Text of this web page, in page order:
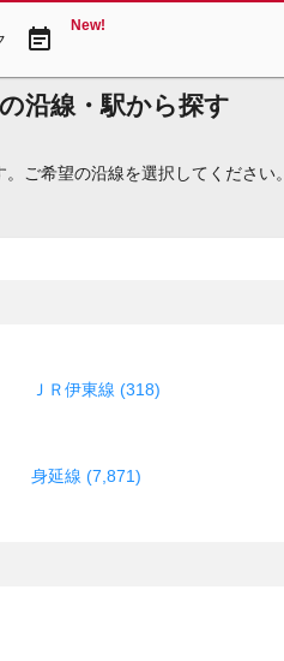
event_note New!
沿線・駅から探す
ご希望の沿線を選択してください。
ＪＲ伊東線 (318)
身延線 (7,871)